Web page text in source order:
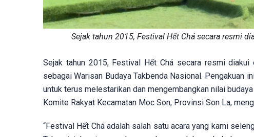
Sejak tahun 2015, Festival Hết Chá secara resmi
Sejak tahun 2015, Festival Hết Chá secara resmi diakui
sebagai Warisan Budaya Takbenda Nasional.
untuk terus melestarikan dan mengembangkan nilai
Komite Rakyat Kecamatan Moc Son, Provinsi Son La,
“Festival Hết Chá adalah salah satu acara yang kami